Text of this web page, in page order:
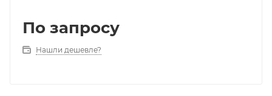
По запросу
Нашли дешевле?